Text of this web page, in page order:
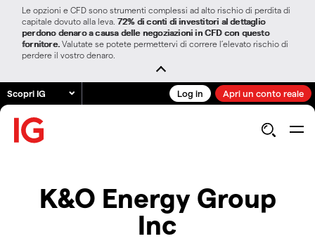
Le opzioni e CFD sono strumenti complessi ad alto rischio di perdita di
capitale dovuto alla leva. 72% di conti di investitori al dettaglio
perdono denaro a causa delle negoziazioni in CFD con questo
fornitore. Valutate se potete permettervi di correre l’elevato rischio di
perdere il vostro denaro.
Scopri IG Log in Apri un conto reale
K&O Energy Group
Inc